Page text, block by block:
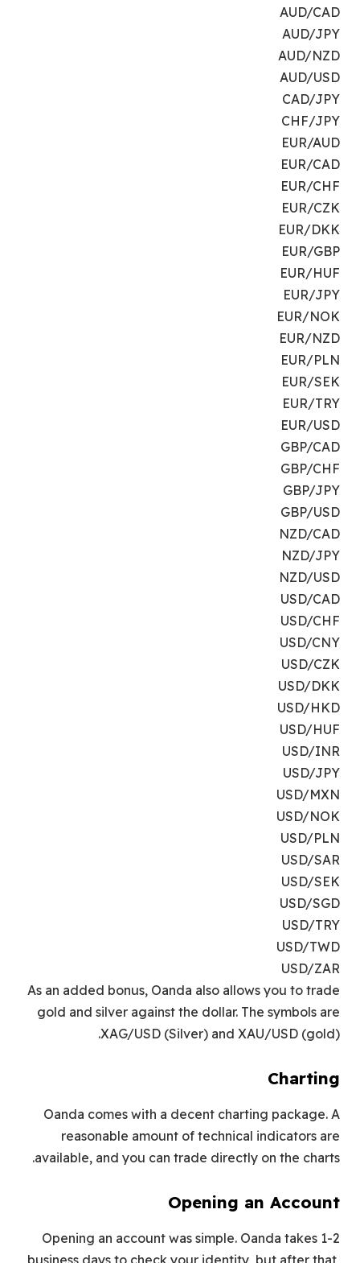
AUD/CAD
AUD/JPY
AUD/NZD
AUD/USD
CAD/JPY
CHF/JPY
EUR/AUD
EUR/CAD
EUR/CHF
EUR/CZK
EUR/DKK
EUR/GBP
EUR/HUF
EUR/JPY
EUR/NOK
EUR/NZD
EUR/PLN
EUR/SEK
EUR/TRY
EUR/USD
GBP/CAD
GBP/CHF
GBP/JPY
GBP/USD
NZD/CAD
NZD/JPY
NZD/USD
USD/CAD
USD/CHF
USD/CNY
USD/CZK
USD/DKK
USD/HKD
USD/HUF
USD/INR
USD/JPY
USD/MXN
USD/NOK
USD/PLN
USD/SAR
USD/SEK
USD/SGD
USD/TRY
USD/TWD
USD/ZAR
As an added bonus, Oanda also allows you to trade
gold and silver against the dollar. The symbols are
XAG/USD (Silver) and XAU/USD (gold).
Charting
Oanda comes with a decent charting package. A
reasonable amount of technical indicators are
available, and you can trade directly on the charts.
Opening an Account
Opening an account was simple. Oanda takes 1-2
business days to check your identity, but after that,